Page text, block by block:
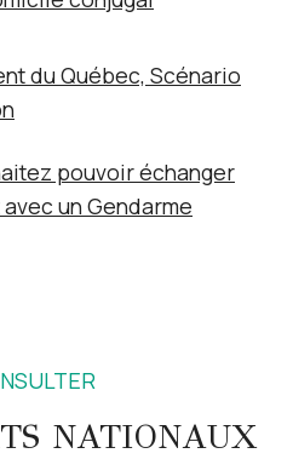
du Québec, Scénario
pouvoir échanger
un Gendarme
NATIONAUX